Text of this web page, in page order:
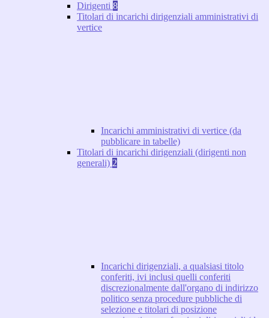
Dirigenti 8
Titolari di incarichi dirigenziali amministrativi di
vertice
Incarichi amministrativi di vertice (da
pubblicare in tabelle)
Titolari di incarichi dirigenziali (dirigenti non
generali) 2
Incarichi dirigenziali, a qualsiasi titolo
conferiti, ivi inclusi quelli conferiti
discrezionalmente dall'organo di indirizzo
politico senza procedure pubbliche di
selezione e titolari di posizione